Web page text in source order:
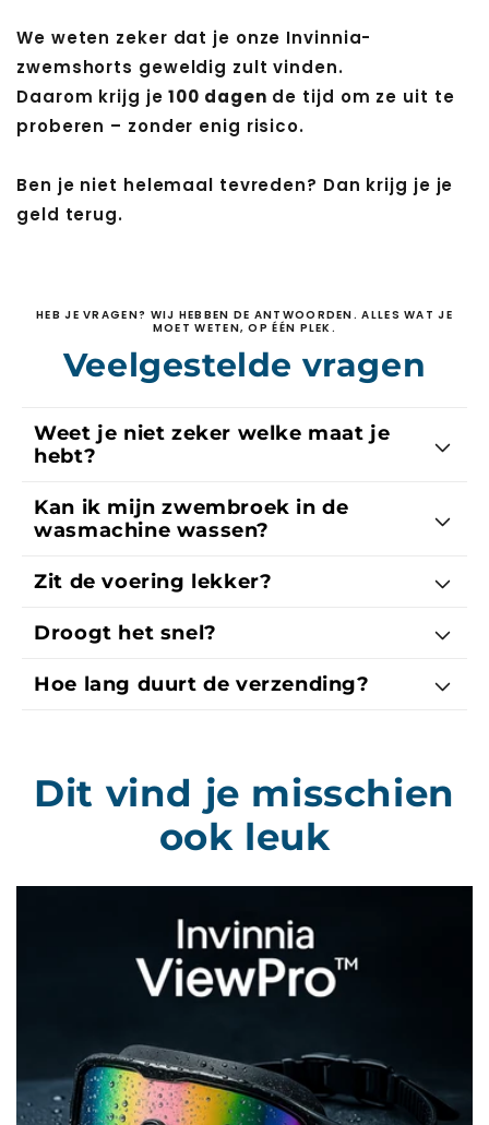
We weten zeker dat je onze Invinnia-
zwemshorts geweldig zult vinden.
Daarom krijg je100 dagen de tijd om ze uit te
proberen – zonder enig risico.
Ben je niet helemaal tevreden? Dan krijg je je
geld terug.
HEB JE VRAGEN? WIJ HEBBEN DE ANTWOORDEN. ALLES WAT JE
MOET WETEN, OP ÉÉN PLEK.
Veelgestelde vragen
Weet je niet zeker welke maat je
hebt?
Kan ik mijn zwembroek in de
wasmachine wassen?
Zit de voering lekker?
Droogt het snel?
Hoe lang duurt de verzending?
Dit vind je misschien
ook leuk